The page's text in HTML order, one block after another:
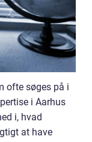
ofte søges på i
i Aarhus
i, hvad
at have